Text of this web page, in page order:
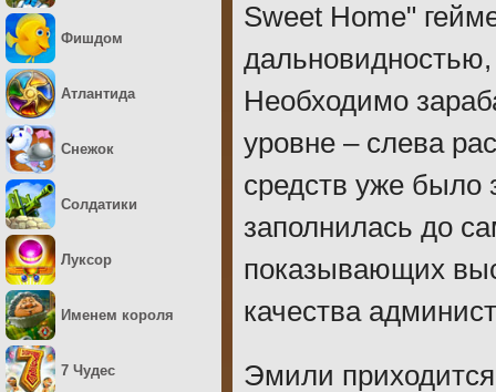
Sweet Home"
Необходимо
уровне – слева
средств уже было
заполнилась до
показывающих
качества
Эмили
Фишдом
Атлантида
Снежок
Солдатики
Луксор
Именем короля
7 Чудес